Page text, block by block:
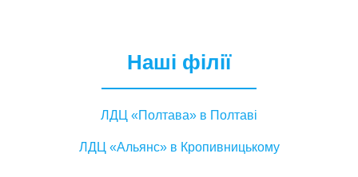
Наші філії
ЛДЦ «Полтава» в Полтаві
ЛДЦ «Альянс» в Кропивницькому